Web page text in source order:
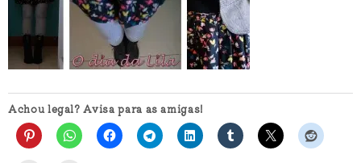
Achou legal? Avisa para as amigas!